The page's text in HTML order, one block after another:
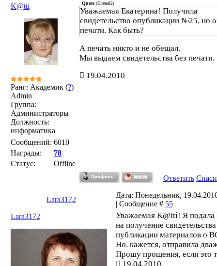
K@tti
Ранг: Академик (?)
Admin
Группа:
Администраторы
Должность:
информатика
Сообщений: 6010
Награды:
78
Статус:
Offline
Quote(ЕленаG)
Уважаемая Екатерина! Получила
свидетельство опубликации №25, но
печати. Как быть?
А печать никто и не обещал.
Мы выдаем свидетельства без печати.
19.04.2010
Ответить
Lara3172
Дата: Понедельник,
| Сообщение # 55
Lara3172
Уважаемая K@tti! Я подала
на получение
публикации материалов о
Но. кажется, отправила
Прошу прощения, если это
19.04.2010